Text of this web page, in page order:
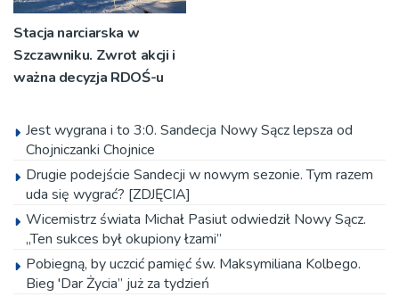
Stacja narciarska w
Szczawniku. Zwrot akcji i
ważna decyzja RDOŚ-u
Jest wygrana i to 3:0. Sandecja Nowy Sącz lepsza od
Chojniczanki Chojnice
Drugie podejście Sandecji w nowym sezonie. Tym razem
uda się wygrać? [ZDJĘCIA]
Wicemistrz świata Michał Pasiut odwiedził Nowy Sącz.
„Ten sukces był okupiony łzami”
Pobiegną, by uczcić pamięć św. Maksymiliana Kolbego.
Bieg 'Dar Życia” już za tydzień